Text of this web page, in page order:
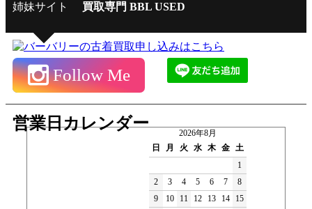
姉妹サイト 買取専門 BBL USED
Follow Me
営業日カレンダー
2026年8月
日
月 火 水 木 金 土
1
2
3 4 5 6 7
8
9
10 11 12 13 14
15